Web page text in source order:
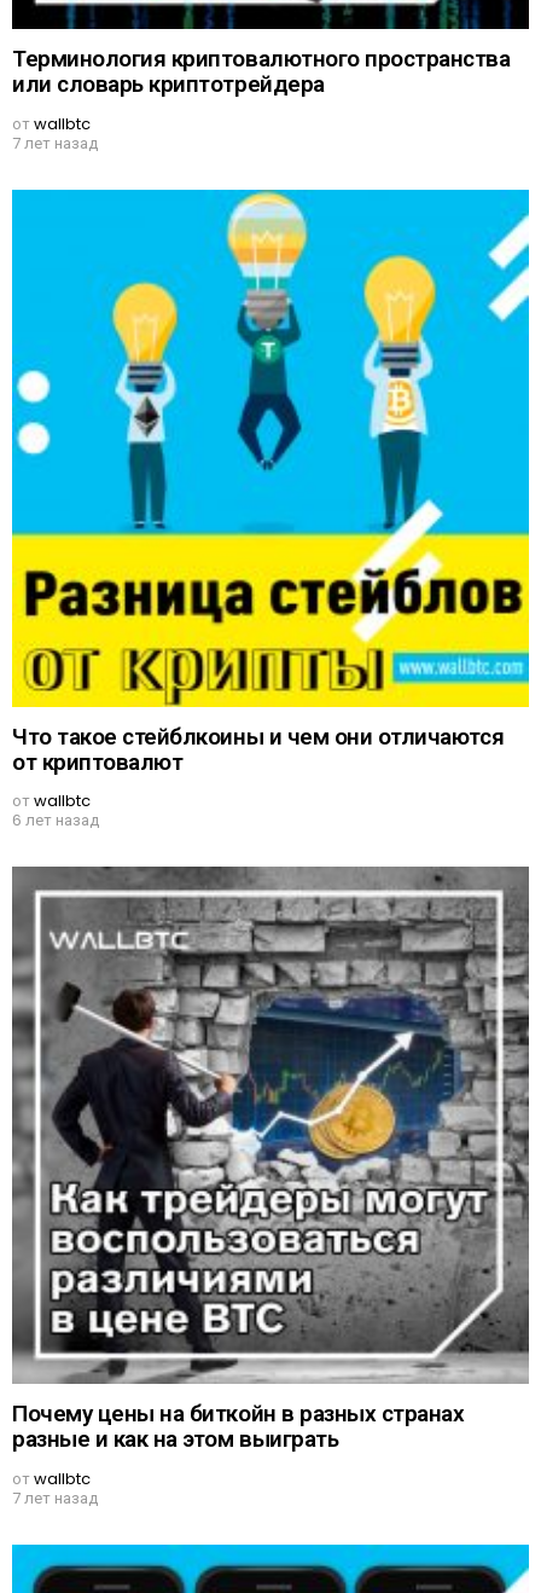
Терминология криптовалютного пространства
или словарь криптотрейдера
отwallbtc
7 лет назад
Что такое стейблкоины и чем они отличаются
от криптовалют
отwallbtc
6 лет назад
Почему цены на биткойн в разных странах
разные и как на этом выиграть
отwallbtc
7 лет назад